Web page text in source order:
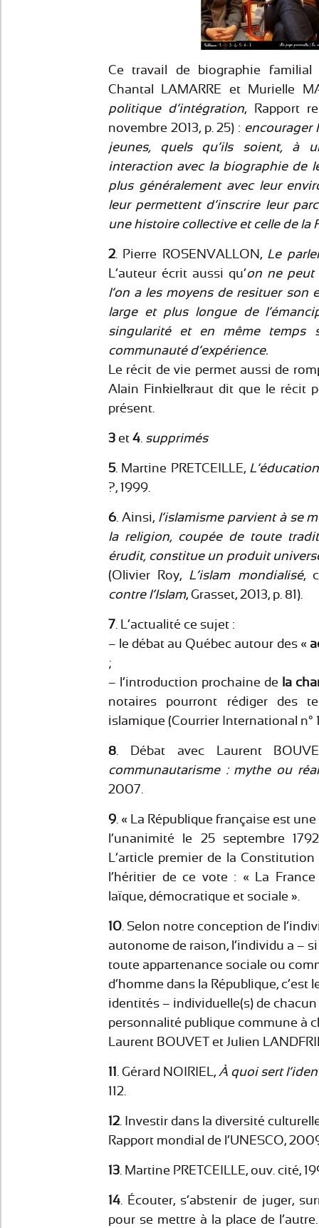
Ce travail de biographie
Chantal LAMARRE et Murielle
politique d’intégration, Rapport
novembre 2013, p. 25) : encourager
jeunes, quels qu’ils soient, à
interaction avec la biographie de
plus généralement avec leur
leur permettent d’inscrire leur
une histoire collective et celle de la
2 . Pierre ROSENVALLON, Le
L’auteur écrit aussi qu’on ne peut
l’on a les moyens de resituer son
large et plus longue de
singularité et en même temps
communauté d’expérience.
Le récit de vie permet aussi de
Alain Finkielkraut dit que le récit
présent.
3 et 4 supprimés
5. Martine PRETCEILLE,
?, 1999.
6 . Ainsi, l’islamisme parvient à se
la religion, coupée de toute
érudit, constitue un produit
(Olivier Roy, L’islam mondialisé,
contre l’Islam, Grasset, 2013, p. 81).
7 . L’actualité ce sujet :
– le débat au Québec autour des «
;
– l’introduction prochaine de la
notaires pourront rédiger des
islamique (Courrier International n°
8 . Débat avec Laurent
communautarisme : mythe ou
2007.
9 . « La République française est
l’unanimité le 25 septembre
L’article premier de la
l’héritier de ce vote : « La
laïque, démocratique et sociale ».
10 . Selon notre conception de
autonome de raison, l’individu a –
toute appartenance sociale ou
d’homme dans la République, c’est
identités – individuelle(s) de
personnalité publique commune à
Laurent BOUVET et Julien
11 . Gérard NOIRIEL, À quoi sert
112.
12 . Investir dans la diversité
Rapport mondial de l’UNESCO,
13 . Martine PRETCEILLE, ouv. cité,
14 . Écouter, s’abstenir de juger,
pour se mettre à la place de